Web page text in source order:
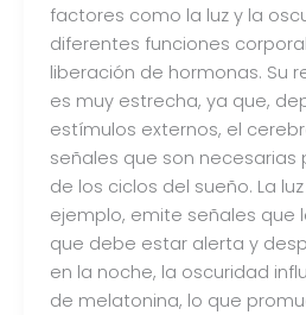
factores como la luz y la
diferentes funciones
liberación de hormonas. Su
es muy estrecha, ya que,
estímulos externos, el
señales que son necesarias
de los ciclos del sueño. La
ejemplo, emite señales que
que debe estar alerta y
en la noche, la oscuridad
de melatonina, lo que